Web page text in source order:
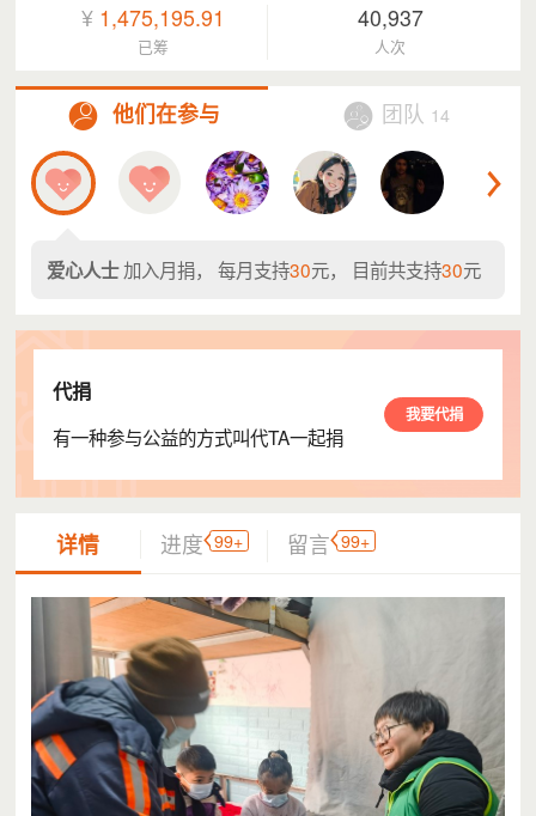
¥ 1,475,195.91
已筹
40,937
人次
他们在参与 团队 14
爱心人士加入月捐， 每月支持30元， 目前共支持30元
代捐
有一种参与公益的方式叫代TA一起捐
我要代捐
详情 进度 99+ 留言 99+